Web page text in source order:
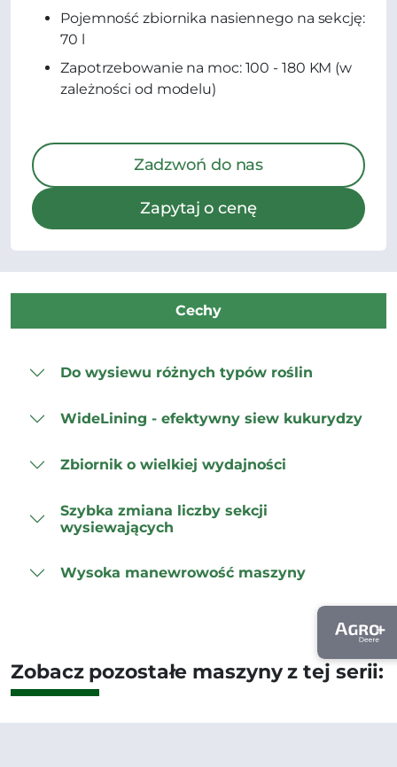
Pojemność zbiornika nasiennego na sekcję:
70 l
Zapotrzebowanie na moc: 100 - 180 KM (w
zależności od modelu)
Zadzwoń do nas
Zapytaj o cenę
Cechy
Do wysiewu różnych typów roślin
WideLining - efektywny siew kukurydzy
Zbiornik o wielkiej wydajności
Szybka zmiana liczby sekcji
wysiewających
Wysoka manewrowość maszyny
Zobacz pozostałe maszyny z tej serii: